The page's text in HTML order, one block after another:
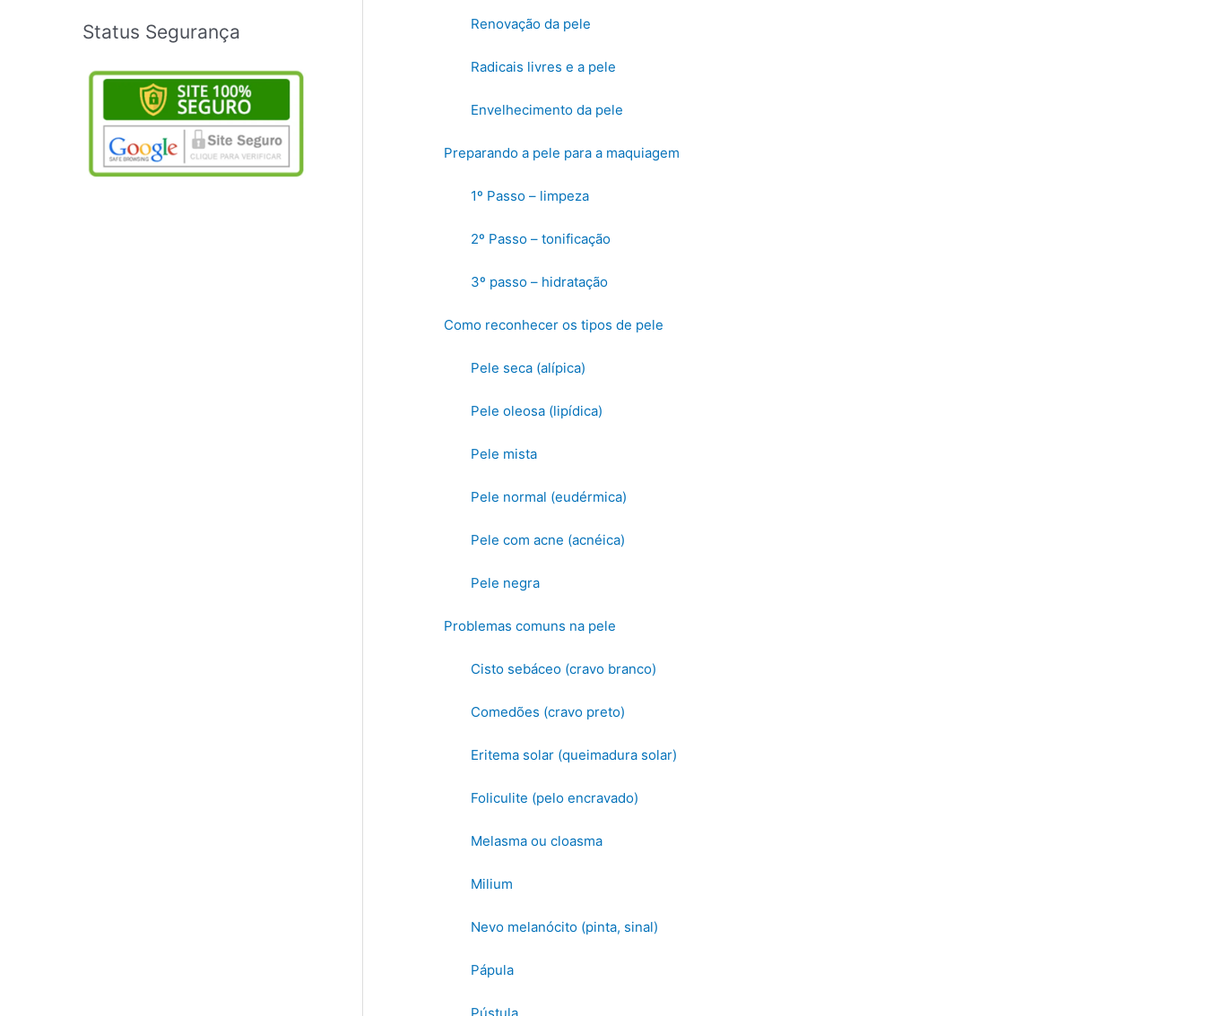
Status Segurança Renovação da pele
Radicais livres e a pele
Envelhecimento da pele
Preparando a pele para a maquiagem
1º Passo – limpeza
2º Passo – tonificação
3º passo – hidratação
Como reconhecer os tipos de pele
Pele seca (alípica)
Pele oleosa (lipídica)
Pele mista
Pele normal (eudérmica)
Pele com acne (acnéica)
Pele negra
Problemas comuns na pele
Cisto sebáceo (cravo branco)
Comedões (cravo preto)
Eritema solar (queimadura solar)
Foliculite (pelo encravado)
Melasma ou cloasma
Milium
Nevo melanócito (pinta, sinal)
Pápula
Pústula